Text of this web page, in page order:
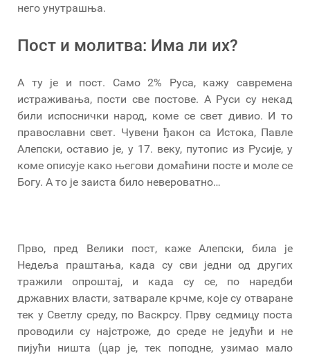
него унутрашња.
Пост и молитва: Има ли их?
А ту је и пост. Само 2% Руса, кажу савремена
истраживања, пости све постове. А Руси су некад
били испоснички народ, коме се свет дивио. И то
православни свет. Чувени ђакон са Истока, Павле
Алепски, оставио је, у 17. веку, путопис из Русије, у
коме описује како његови домаћини посте и моле се
Богу. А то је заиста било невероватно…
Прво, пред Велики пост, каже Алепски, била је
Недеља праштања, када су сви једни од других
тражили опроштај, и када су се, по наредби
државних власти, затварале крчме, које су отваране
тек у Светлу среду, по Васкрсу. Прву седмицу поста
проводили су најстроже, до среде не једући и не
пијући ништа (цар је, тек поподне, узимао мало